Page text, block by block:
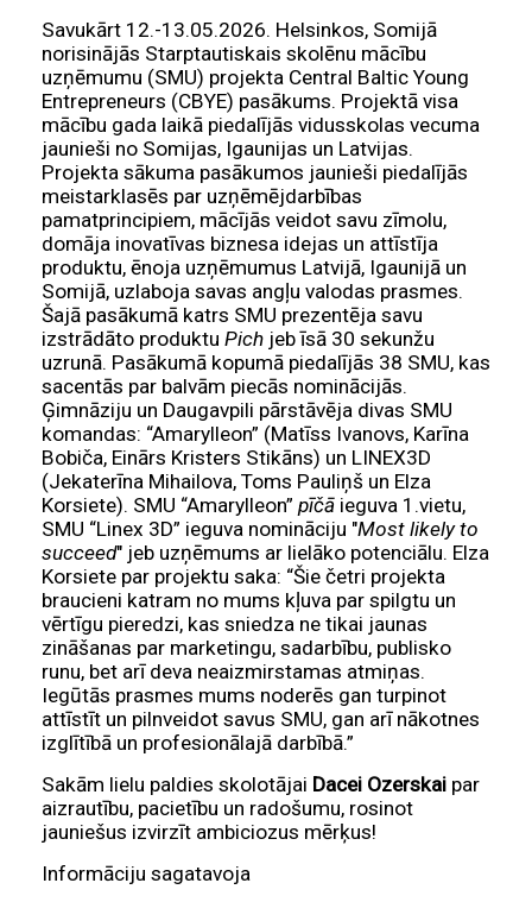
Savukārt 12.-13.05.2026. Helsinkos, Somijā
norisinājās Starptautiskais skolēnu mācību
uzņēmumu (SMU) projekta Central Baltic Young
Entrepreneurs (CBYE) pasākums. Projektā visa
mācību gada laikā piedalījās vidusskolas vecuma
jaunieši no Somijas, Igaunijas un Latvijas.
Projekta sākuma pasākumos jaunieši piedalījās
meistarklasēs par uzņēmējdarbības
pamatprincipiem, mācījās veidot savu zīmolu,
domāja inovatīvas biznesa idejas un attīstīja
produktu, ēnoja uzņēmumus Latvijā, Igaunijā un
Somijā, uzlaboja savas angļu valodas prasmes.
Šajā pasākumā katrs SMU prezentēja savu
izstrādāto produktu Pich jeb īsā 30 sekunžu
uzrunā. Pasākumā kopumā piedalījās 38 SMU, kas
sacentās par balvām piecās nominācijās.
Ģimnāziju un Daugavpili pārstāvēja divas SMU
komandas: “Amarylleon” (Matīss Ivanovs, Karīna
Bobiča, Einārs Kristers Stikāns) un LINEX3D
(Jekaterīna Mihailova, Toms Pauliņš un Elza
Korsiete). SMU “Amarylleon” pīčā ieguva 1.vietu,
SMU “Linex 3D” ieguva nomināciju "Most likely to
succeed" jeb uzņēmums ar lielāko potenciālu. Elza
Korsiete par projektu saka: “Šie četri projekta
braucieni katram no mums kļuva par spilgtu un
vērtīgu pieredzi, kas sniedza ne tikai jaunas
zināšanas par marketingu, sadarbību, publisko
runu, bet arī deva neaizmirstamas atmiņas.
Iegūtās prasmes mums noderēs gan turpinot
attīstīt un pilnveidot savus SMU, gan arī nākotnes
izglītībā un profesionālajā darbībā.”
Sakām lielu paldies skolotājai Dacei Ozerskai par
aizrautību, pacietību un radošumu, rosinot
jauniešus izvirzīt ambiciozus mērķus!
Informāciju sagatavoja